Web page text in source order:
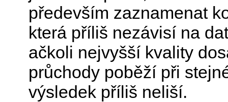
především zaznamenat
která příliš nezávisí na
ačkoli nejvyšší kvality
průchody poběží při
výsledek příliš neliší.